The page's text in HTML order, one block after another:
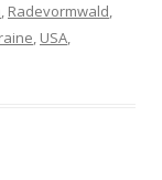
, Radevormwald,
, USA,